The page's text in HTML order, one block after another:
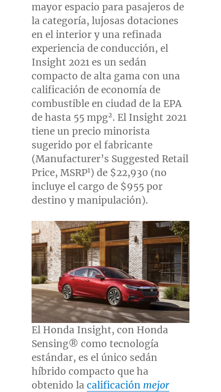
mayor espacio para pasajeros de
la categoría, lujosas dotaciones
en el interior y una refinada
experiencia de conducción, el
Insight 2021 es un sedán
compacto de alta gama con una
calificación de economía de
combustible en ciudad de la EPA
de hasta 55 mpg2. El Insight 2021
tiene un precio minorista
sugerido por el fabricante
(Manufacturer’s Suggested Retail
Price, MSRP1) de $22,930 (no
incluye el cargo de $955 por
destino y manipulación).
El Honda Insight, con Honda
Sensing® como tecnología
estándar, es el único sedán
híbrido compacto que ha
obtenido la calificación mejor